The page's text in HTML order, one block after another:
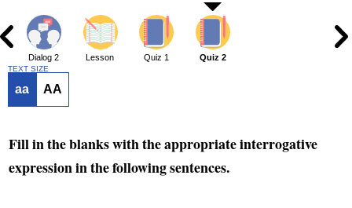
Dialog 2 Lesson Quiz 1 Quiz 2
TEXT SIZE
aa AA
Fill in the blanks with the appropriate interrogative
expression in the following sentences.